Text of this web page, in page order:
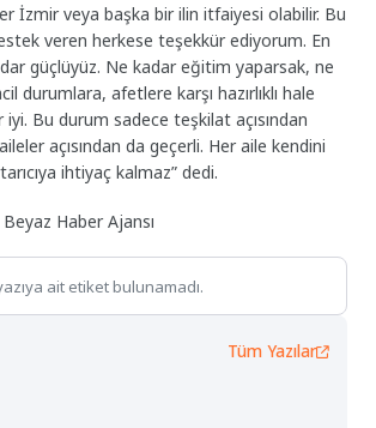
İzmir veya başka bir ilin itfaiyesi olabilir. Bu
veren herkese teşekkür ediyorum. En
güçlüyüz. Ne kadar eğitim yaparsak, ne
durumlara, afetlere karşı hazırlıklı hale
Bu durum sadece teşkilat açısından
açısından da geçerli. Her aile kendini
ihtiyaç kalmaz” dedi.
Haber Ajansı
ait etiket bulunamadı.
Tüm Yazılar